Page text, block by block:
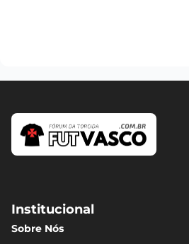
Institucional
Sobre Nós